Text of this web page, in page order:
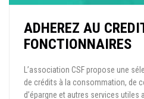
ADHEREZ AU
FONCTIONNAIRES
L’association CSF propose une
de crédits à la consommation, de
d’épargne et autres services utiles